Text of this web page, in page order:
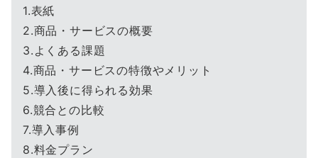
1.表紙
2.商品・サービスの概要
3.よくある課題
4.商品・サービスの特徴やメリット
5.導入後に得られる効果
6.競合との比較
7.導入事例
8.料金プラン